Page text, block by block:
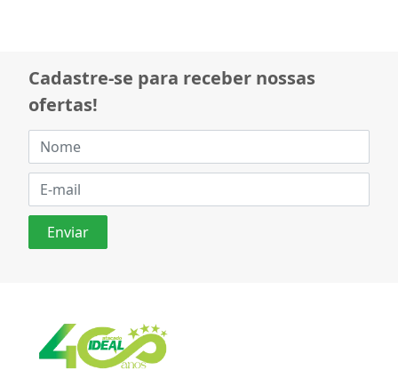
Cadastre-se para receber nossas
ofertas!